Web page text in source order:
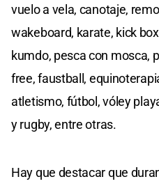
vuelo a vela, canotaje,
wakeboard, karate, kick
kumdo, pesca con mosca,
free, faustball,
atletismo, fútbol, vóley
y rugby, entre otras.
Hay que destacar que